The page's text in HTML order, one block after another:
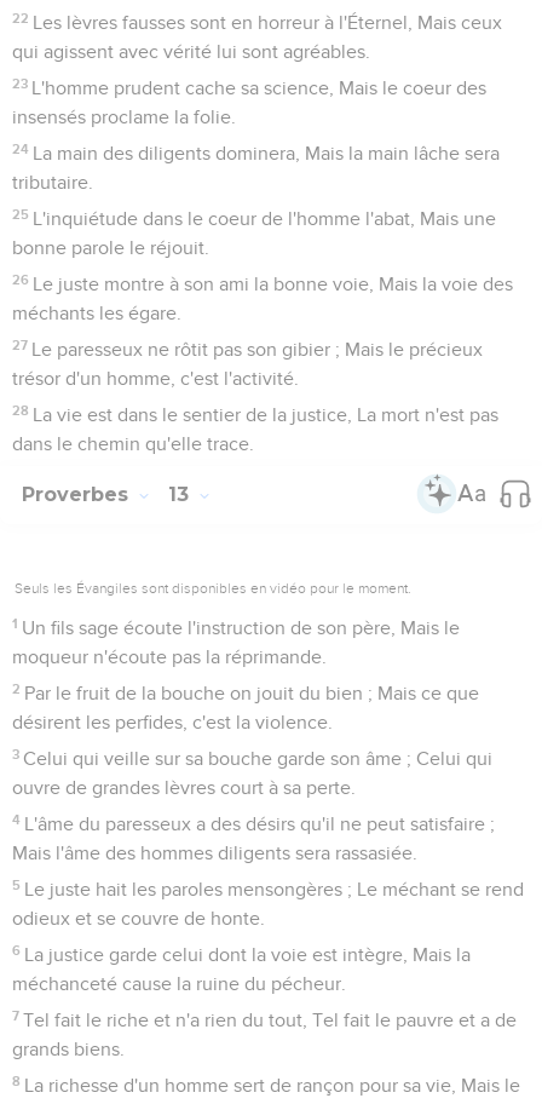
22 Les lèvres fausses sont en horreur à l'Éternel, Mais ceux
qui agissent avec vérité lui sont agréables.
23 L'homme prudent cache sa science, Mais le coeur des
insensés proclame la folie.
24 La main des diligents dominera, Mais la main lâche sera
tributaire.
25 L'inquiétude dans le coeur de l'homme l'abat, Mais une
bonne parole le réjouit.
26 Le juste montre à son ami la bonne voie, Mais la voie des
méchants les égare.
27 Le paresseux ne rôtit pas son gibier ; Mais le précieux
trésor d'un homme, c'est l'activité.
28 La vie est dans le sentier de la justice, La mort n'est pas
dans le chemin qu'elle trace.
Proverbes 13
Seuls les Évangiles sont disponibles en vidéo pour le moment.
1 Un fils sage écoute l'instruction de son père, Mais le
moqueur n'écoute pas la réprimande.
2 Par le fruit de la bouche on jouit du bien ; Mais ce que
désirent les perfides, c'est la violence.
3 Celui qui veille sur sa bouche garde son âme ; Celui qui
ouvre de grandes lèvres court à sa perte.
4 L'âme du paresseux a des désirs qu'il ne peut satisfaire ;
Mais l'âme des hommes diligents sera rassasiée.
5 Le juste hait les paroles mensongères ; Le méchant se rend
odieux et se couvre de honte.
6 La justice garde celui dont la voie est intègre, Mais la
méchanceté cause la ruine du pécheur.
7 Tel fait le riche et n'a rien du tout, Tel fait le pauvre et a de
grands biens.
8 La richesse d'un homme sert de rançon pour sa vie, Mais le